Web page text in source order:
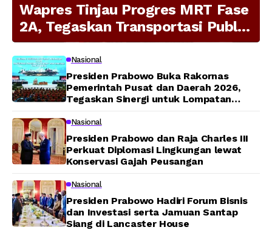
Wapres Tinjau Progres MRT Fase
2A, Tegaskan Transportasi Publik
Modern Jadi Prioritas Nasional
Nasional
Presiden Prabowo Buka Rakornas
Pemerintah Pusat dan Daerah 2026,
Tegaskan Sinergi untuk Lompatan
Nasional
Presiden Prabowo dan Raja Charles III
Perkuat Diplomasi Lingkungan lewat
Konservasi Gajah Peusangan
Nasional
Presiden Prabowo Hadiri Forum Bisnis
dan Investasi serta Jamuan Santap
Siang di Lancaster House